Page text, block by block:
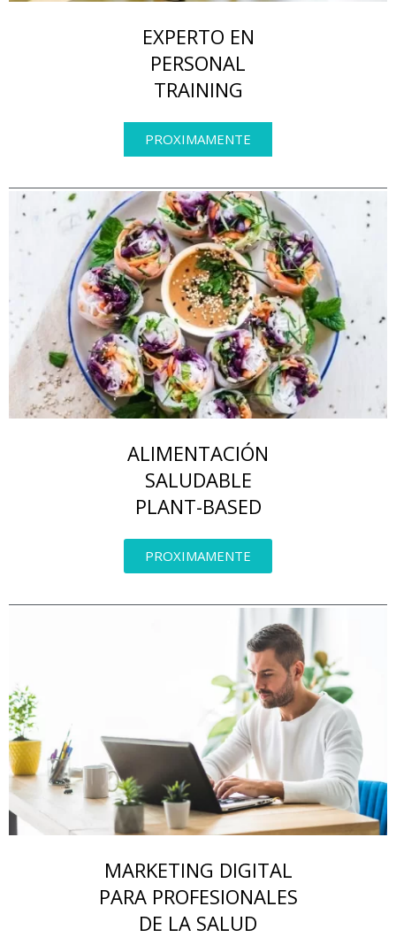
EXPERTO EN
PERSONAL
TRAINING
PROXIMAMENTE
ALIMENTACIÓN
SALUDABLE
PLANT-BASED
PROXIMAMENTE
MARKETING DIGITAL
PARA PROFESIONALES
DE LA SALUD